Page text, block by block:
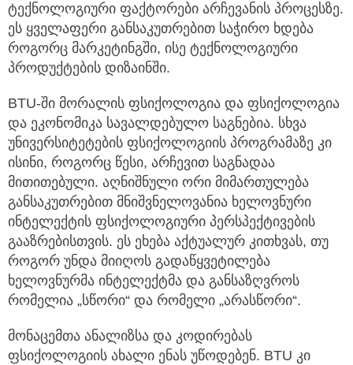
ტექნოლოგიური ფაქტორები არჩევანის პროცესზე.
ეს ყველაფერი განსაკუთრებით საჭირო ხდება
როგორც მარკეტინგში, ისე ტექნოლოგიური
პროდუქტების დიზაინში.
BTU-ში მორალის ფსიქოლოგია და ფსიქოლოგია
და ეკონომიკა სავალდებულო საგნებია. სხვა
უნივერსიტეტების ფსიქოლოგიის პროგრამაზე კი
ისინი, როგორც წესი, არჩევით საგნადაა
მითითებული. აღნიშნული ორი მიმართულება
განსაკუთრებით მნიშვნელოვანია ხელოვნური
ინტელექტის ფსიქოლოგიური პერსპექტივების
გააზრებისთვის. ეს ეხება აქტუალურ კითხვას, თუ
როგორ უნდა მიიღოს გადაწყვეტილება
ხელოვნურმა ინტელექტმა და განსაზღვროს
რომელია „სწორი“ და რომელი „არასწორი“.
მონაცემთა ანალიზსა და კოდირებას
ფსიქოლოგიის ახალი ენას უწოდებენ. BTU კი